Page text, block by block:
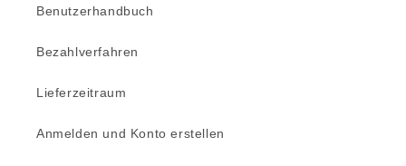
Benutzerhandbuch
Bezahlverfahren
Lieferzeitraum
Anmelden und Konto erstellen